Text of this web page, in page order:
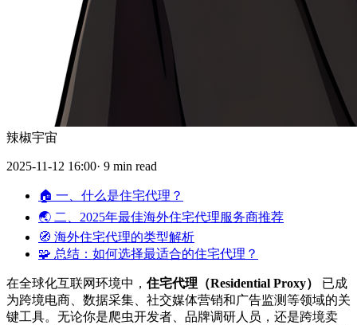
辣椒宇宙
2025-11-12 16:00· 9 min read
🏠 一、什么是住宅代理？
🌏 二、2025年最佳海外住宅代理服务商推荐
🧭 海外住宅代理的类型解析
🧩 总结：如何选择最适合的住宅代理？
在全球化互联网环境中， 住宅代理（Residential Proxy）
已成
为跨境电商、数据采集、社交媒体营销和广告监测等领域的关
键工具。无论你是爬虫开发者、品牌调研人员，还是跨境卖